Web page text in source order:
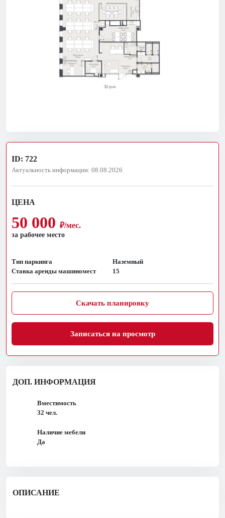
ID: 722
Актуальность информации: 08.08.2026
ЦЕНА
50 000 ₽/мес.
за рабочее место
Тип паркинга
Наземный
Ставка аренды машиномест
15
Скачать планировку
Записаться на просмотр
ДОП. ИНФОРМАЦИЯ
Вместимость
32 чел.
Наличие мебели
Да
ОПИСАНИЕ